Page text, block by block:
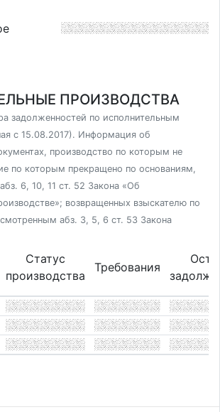
ПРОИЗВОДСТВА
задолженностей по исполнительным
с 15.08.2017). Информация об
производство по которым не
по которым прекращено по основаниям,
6, 10, 11 ст. 52 Закона «Об
возвращенных взыскателю по
абз. 3, 5, 6 ст. 53 Закона
Статус
производства
Требования